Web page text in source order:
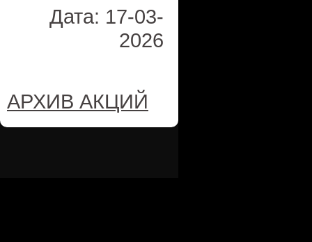
Дата: 17-03-
2026
АРХИВ АКЦИЙ